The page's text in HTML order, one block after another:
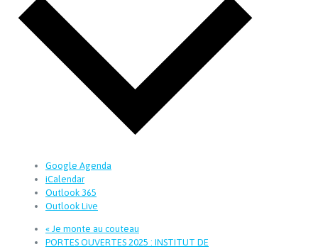
Google Agenda
iCalendar
Outlook 365
Outlook Live
« Je monte au couteau
PORTES OUVERTES 2025 : INSTITUT DE